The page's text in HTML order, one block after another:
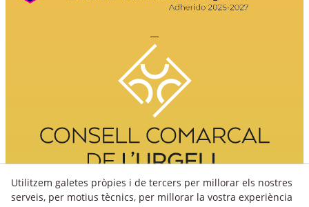
Utilitzem galetes pròpies i de tercers per millorar els nostres
serveis, per motius tècnics, per millorar la vostra experiència